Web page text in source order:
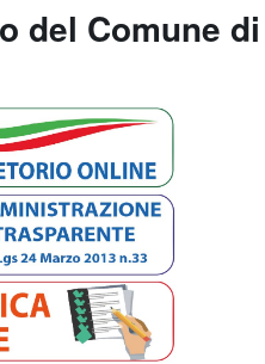
del Comune di